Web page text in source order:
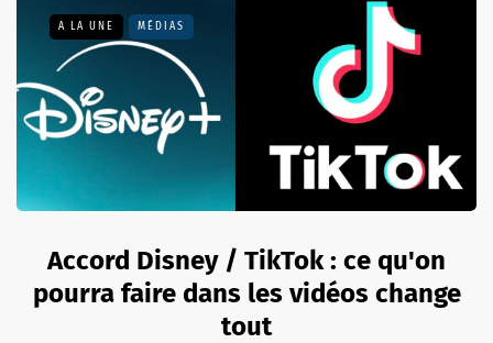
A LA UNE MÉDIAS
Accord Disney / TikTok : ce qu'on
pourra faire dans les vidéos change
tout